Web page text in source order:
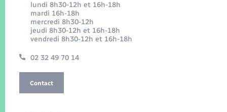
lundi 8h30-12h et 16h-18h
mardi 16h-18h
mercredi 8h30-12h
jeudi 8h30-12h et 16h-18h
vendredi 8h30-12h et 16h-18h
02 32 49 70 14
Contact